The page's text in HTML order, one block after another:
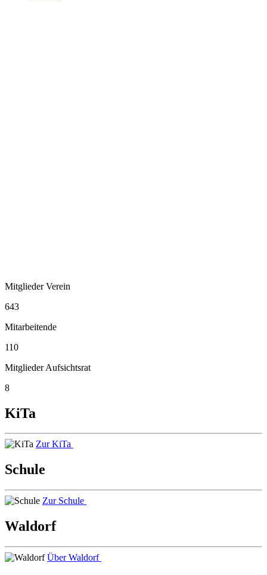
Mitglieder Verein
643
Mitarbeitende
110
Mitglieder Aufsichtsrat
8
KiTa
Zur KiTa
Schule
Zur Schule
Waldorf
Über Waldorf